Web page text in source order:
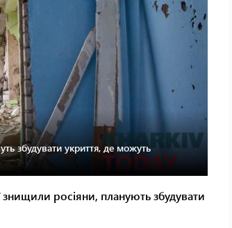
збудувати укриття, де можуть
знищили росіяни, планують збудувати